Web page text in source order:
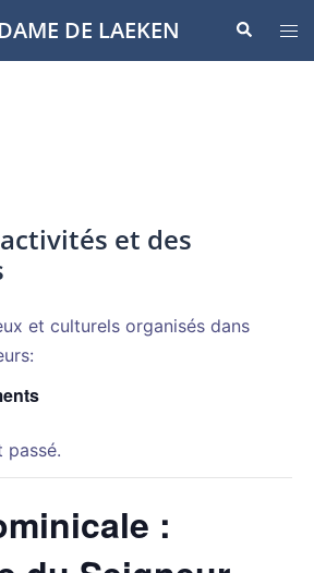
DE LAEKEN
le
et des
et culturels organisés dans
passé.
: